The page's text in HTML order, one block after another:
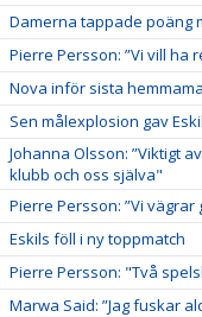
Damerna tappade poäng
Pierre Persson: ”Vi vill ha
Nova inför sista
Sen målexplosion gav
Johanna Olsson: ”Viktigt
klubb och oss själva"
Pierre Persson: ”Vi
Eskils föll i ny toppmatch
Pierre Persson: "Två
Marwa Said: ”Jag fuskar